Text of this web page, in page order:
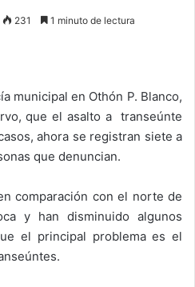
231 1 minuto de lectura
municipal en Othón P. Blanco,
que el asalto a transeúnte
ahora se registran siete a
que denuncian.
comparación con el norte de
y han disminuido algunos
el principal problema es el